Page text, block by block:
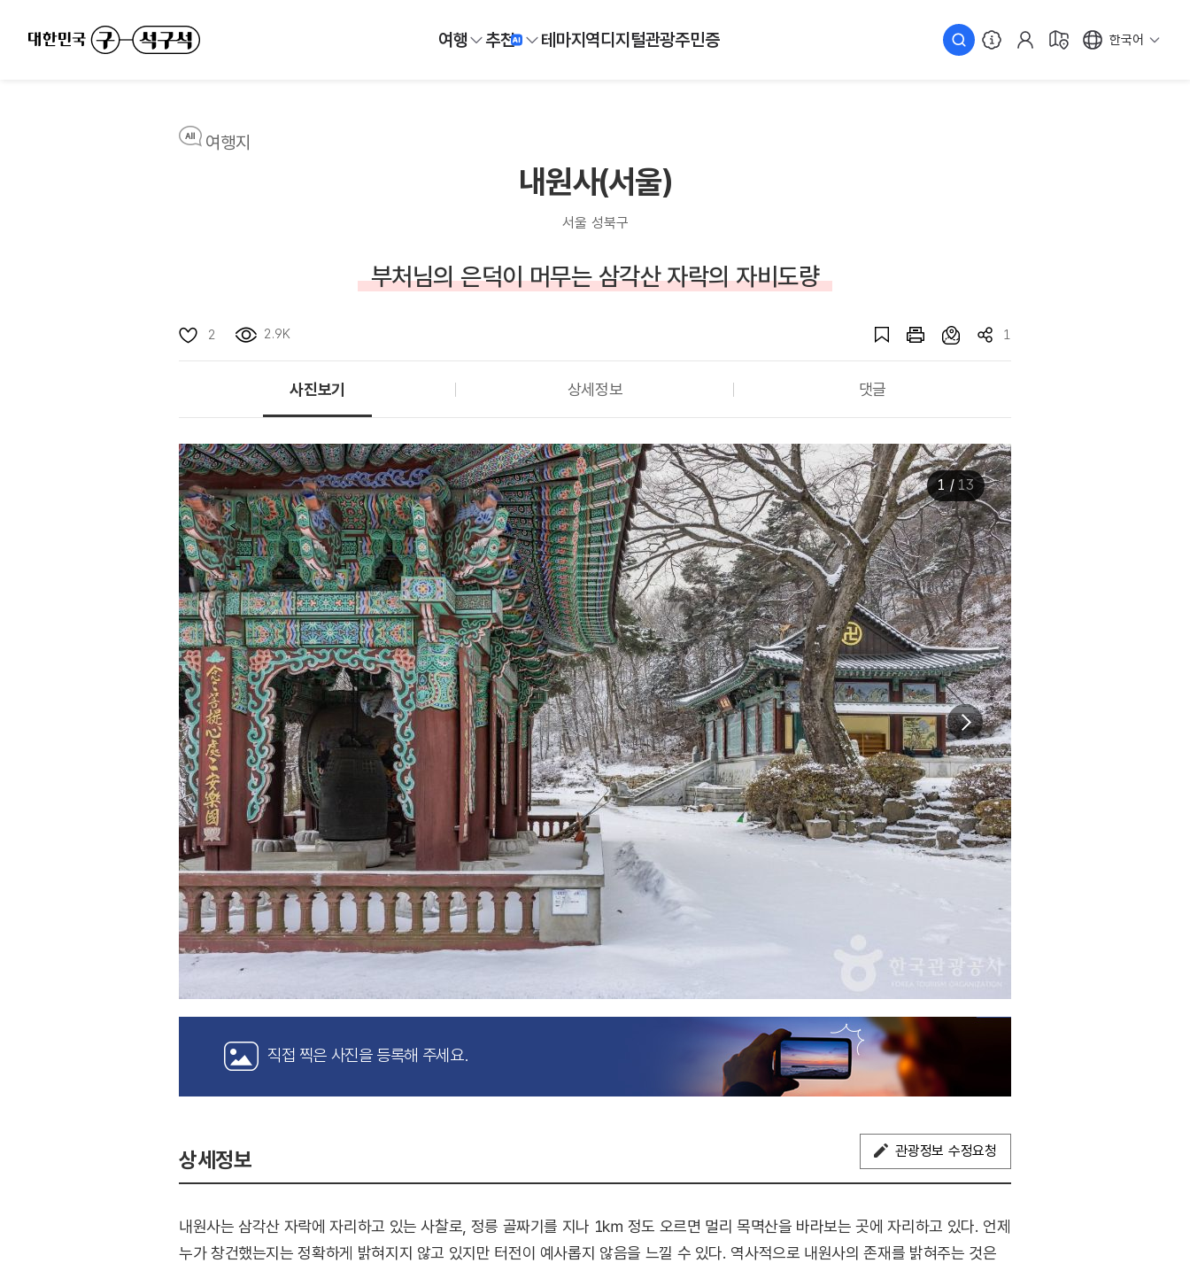
여행 추천 테마지역디지털관광주민증 한국어
여행지
내원사(서울)
서울 성북구
부처님의 은덕이 머무는 삼각산 자락의 자비도량
2 2.9K 1
사진보기 상세정보 댓글
1/13
직접 찍은 사진을 등록해 주세요.
상세정보 관광정보 수정요청
내원사는 삼각산 자락에 자리하고 있는 사찰로, 정릉 골짜기를 지나 1㎞ 정도 오르면 멀리 목멱산을 바라보는 곳에 자리하고 있다. 언제
누가 창건했는지는 정확하게 밝혀지지 않고 있지만 터전이 예사롭지 않음을 느낄 수 있다. 역사적으로 내원사의 존재를 밝혀주는 것은